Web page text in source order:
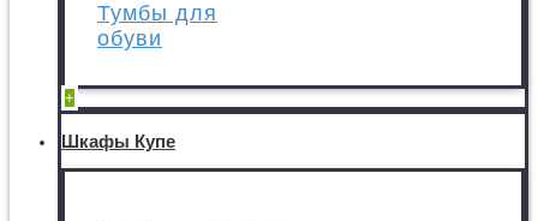
Тумбы для
обуви
+
Шкафы Купе